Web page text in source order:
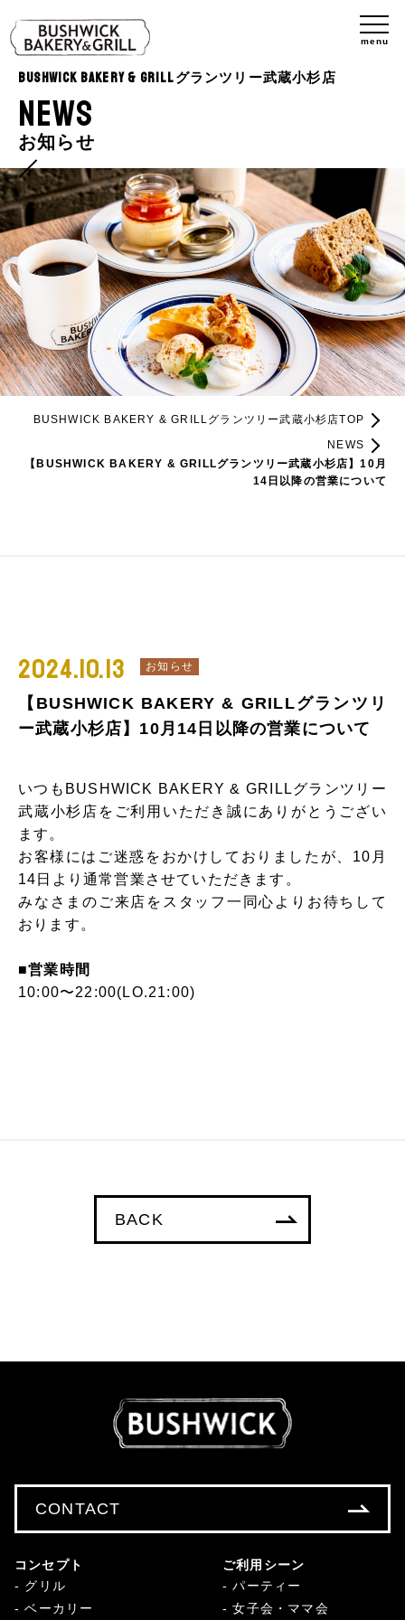
menu
BUSHWICK BAKERY & GRILLグランツリー武蔵小杉店
NEWS
お知らせ
BUSHWICK BAKERY & GRILLグランツリー武蔵小杉店TOP
NEWS
【BUSHWICK BAKERY & GRILLグランツリー武蔵小杉店】10月
14日以降の営業について
2024.10.13 お知らせ
【BUSHWICK BAKERY & GRILLグランツリ
ー武蔵小杉店】10月14日以降の営業について
いつもBUSHWICK BAKERY & GRILLグランツリー
武蔵小杉店をご利用いただき誠にありがとうござい
ます。
お客様にはご迷惑をおかけしておりましたが、10月
14日より通常営業させていただきます。
みなさまのご来店をスタッフ一同心よりお待ちして
おります。
■営業時間
10:00〜22:00(LO.21:00)
BACK
CONTACT
コンセプト
グリル
ベーカリー
ご利用シーン
パーティー
女子会・ママ会